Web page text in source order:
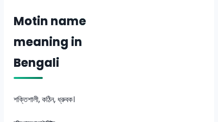
Motin name
meaning in
Bengali
শক্তিশালী, কঠিন, ধ্রুবক।